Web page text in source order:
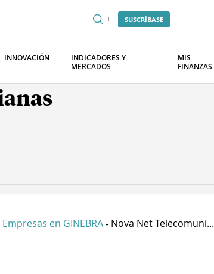
SUSCRÍBASE
INNOVACIÓN
INDICADORES Y
MERCADOS
MIS
FINANZAS
Empresas en GINEBRA - Nova Net Telecomuni...